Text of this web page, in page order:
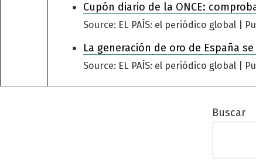
Cupón diario de la ONCE:
Source: EL PAÍS: el periódico global
La generación de oro de España
Source: EL PAÍS: el periódico global
Buscar